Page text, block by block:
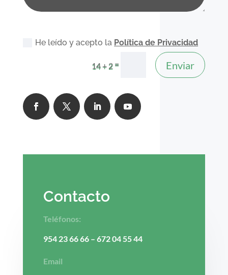
He leído y acepto la Política de Privacidad
14 + 2 = Enviar
Contacto
Teléfonos:
954 23 66 66– 672 04 55 44
Email